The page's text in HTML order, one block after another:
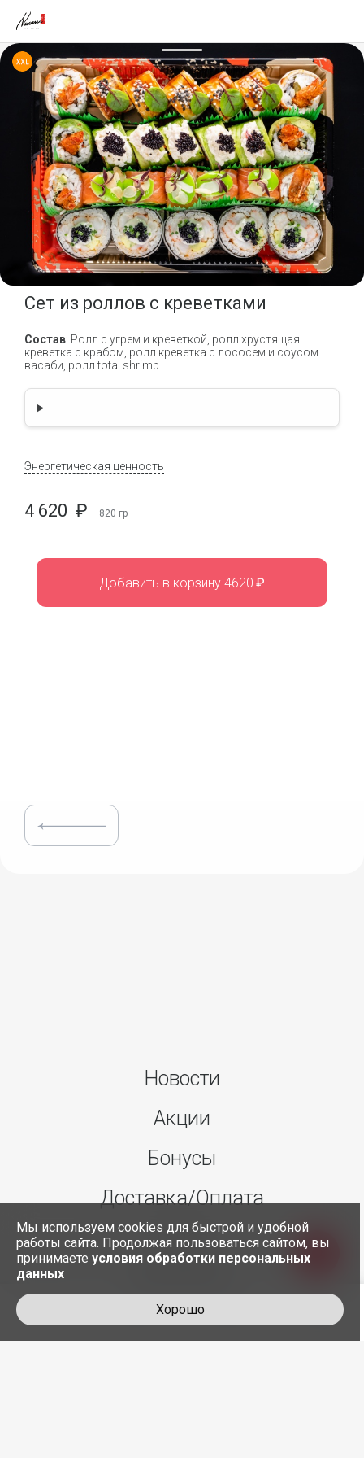
Сет из роллов с креветками
Состав: Ролл с угрем и креветкой, ролл хрустящая
креветка с крабом, ролл креветка с лососем и соусом
васаби, ролл total shrimp
Энергетическая ценность
4 620 ₽ 820 гр
Добавить в корзину 4620 ₽
Новости
Акции
Бонусы
Доставка/Оплата
О нас
Мы используем cookies для быстрой и удобной
работы сайта. Продолжая пользоваться сайтом, вы
принимаете условия обработки персональных
данных
Хорошо